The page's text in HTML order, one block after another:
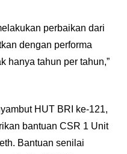
perbaikan dari
dengan performa
hanya tahun per tahun,”
HUT BRI ke-121,
bantuan CSR 1 Unit
Bantuan senilai